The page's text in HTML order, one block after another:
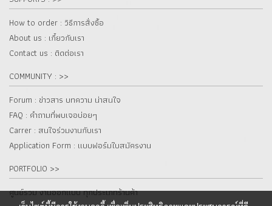
How to order : วิธีการสั่งซื้อ
About us : เกี๋ยวกับเรา
Contact us : ติดต่อเรา
COMMUNITY : >>
Forum : ข่าวสาร บทความ น่าสนใจ
FAQ : คำถามที่พบเจอบ่อยๆ
Carrer : สนใจร่วมงานกับเรา
Application Form : แบบฟอร์มใบสมัครงาน
PORTFOLIO >>
ศูนย์รวม งานออกแบบ ทุกประเภทร้านค้า